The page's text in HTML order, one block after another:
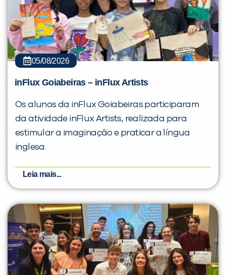
05/08/2026
inFlux Goiabeiras – inFlux Artists
Os alunos da inFlux Goiabeiras participaram
da atividade inFlux Artists, realizada para
estimular a imaginação e praticar a língua
inglesa.
Leia mais...